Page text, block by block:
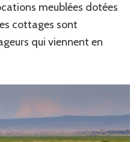
meublées dotées
cottages sont
qui viennent en